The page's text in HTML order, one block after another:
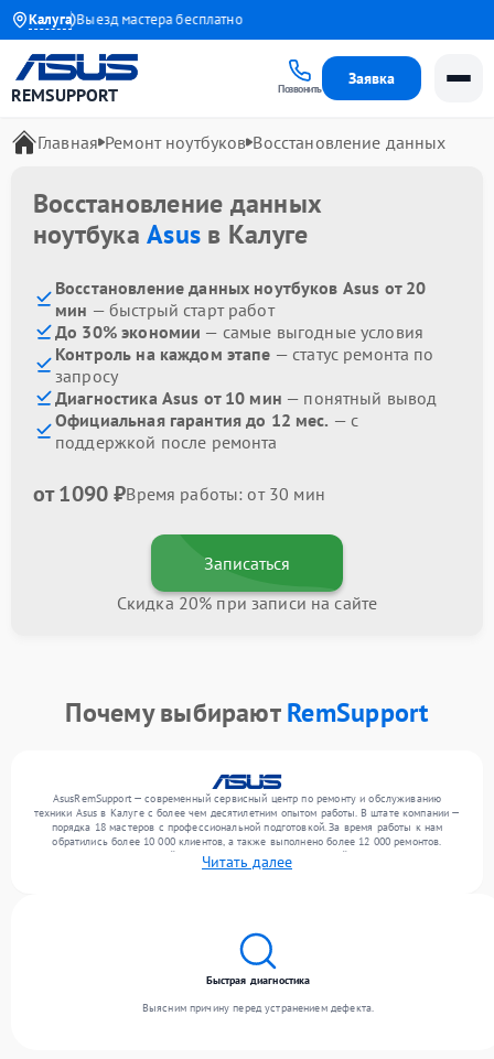
Калуга
года Выезд мастера бесплатно
REMSUPPORT Позвонить
Заявка
Главная Ремонт ноутбуков Восстановление данных
Восстановление данных
ноутбукаAsus в Калуге
Восстановление данных ноутбуков Asus от 20
мин — быстрый старт работ
До 30% экономии — самые выгодные условия
Контроль на каждом этапе — статус ремонта по
запросу
Диагностика Asus от 10 мин — понятный вывод
Официальная гарантия до 12 мес. — с
поддержкой после ремонта
от 1090 ₽Время работы: от 30 мин
Записаться
Скидка 20% при записи на сайте
Почему выбираютRemSupport
AsusRemSupport — современный сервисный центр по ремонту и обслуживанию
техники Asus в Калуге с более чем десятилетним опытом работы. В штате компании —
порядка 18 мастеров с профессиональной подготовкой. За время работы к нам
обратились более 10 000 клиентов, а также выполнено более 12 000 ремонтов.
Ежемесячно в сервисный центр поступает более 300 устройств, включая , , . Мы
работаем с широким спектром неисправностей и обеспечиваем надежный результат
Читать далее
Быстрая диагностика
Выясним причину перед устранением дефекта.